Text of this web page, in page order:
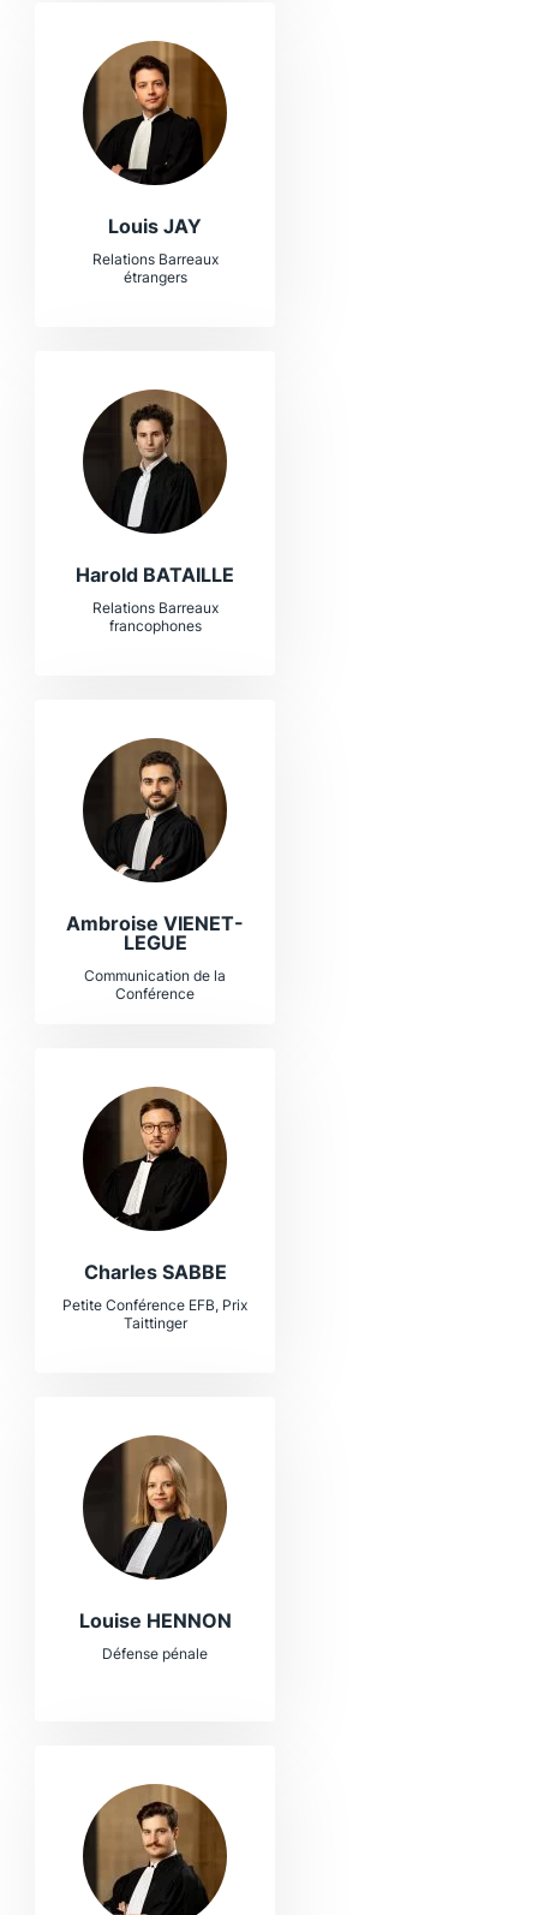
Louis JAY
Relations Barreaux
étrangers
Harold BATAILLE
Relations Barreaux
francophones
Ambroise VIENET-
LEGUE
Communication de la
Conférence
Charles SABBE
Petite Conférence EFB, Prix
Taittinger
Louise HENNON
Défense pénale